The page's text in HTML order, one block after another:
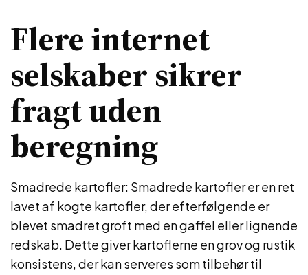
Flere internet
selskaber sikrer
fragt uden
beregning
Smadrede kartofler: Smadrede kartofler er en ret
lavet af kogte kartofler, der efterfølgende er
blevet smadret groft med en gaffel eller lignende
redskab. Dette giver kartoflerne en grov og rustik
konsistens, der kan serveres som tilbehør til